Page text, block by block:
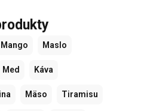
Mango Maslo
Med Káva
Mäso Tiramisu